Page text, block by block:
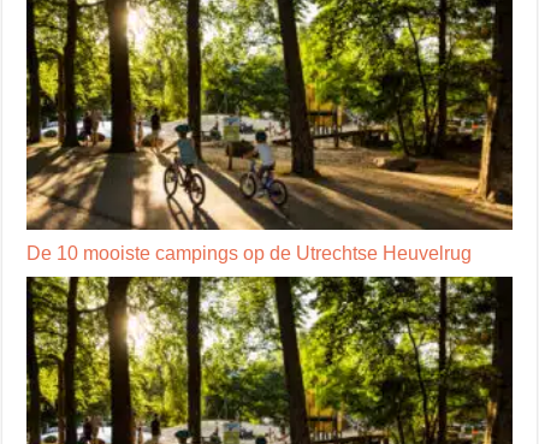
De 10 mooiste campings op de Utrechtse Heuvelrug